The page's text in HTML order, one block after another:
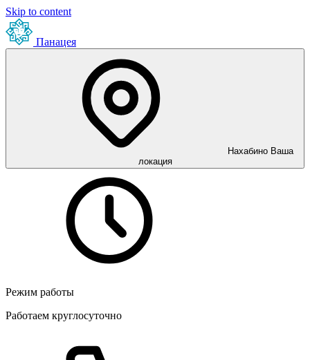
Skip to content
Панацея
Нахабино Ваша
локация
Режим работы
Работаем круглосуточно